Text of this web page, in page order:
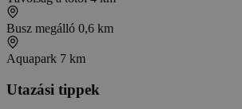
Busz megálló 0,6 km
Aquapark 7 km
Utazási tippek